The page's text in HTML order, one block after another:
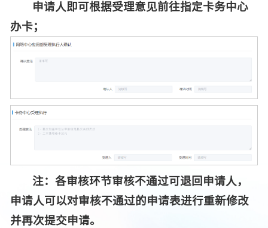
申请人即可根据受理意见前往指定卡务中心
办卡；
注：各审核环节审核不通过可退回申请人，
申请人可以对审核不通过的申请表进行重新修改
并再次提交申请。